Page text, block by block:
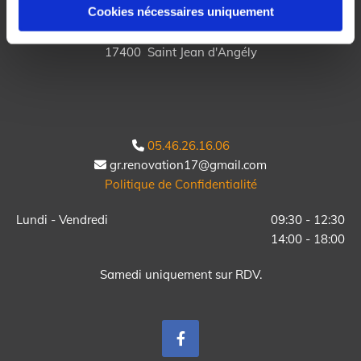
Cookies nécessaires uniquement
3 Rue de Charente Maritime
17400 Saint Jean d'Angély
 05.46.26.16.06
 gr.renovation17@gmail.com
Politique de Confidentialité
Lundi - Vendredi
09:30 - 12:30
14:00 - 18:00
Samedi uniquement sur RDV.